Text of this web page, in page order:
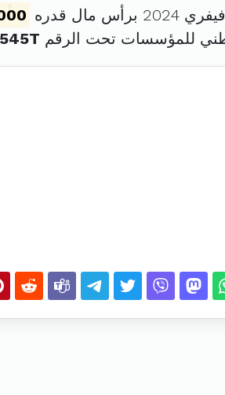
5000
للمؤسسات تحت الرقم